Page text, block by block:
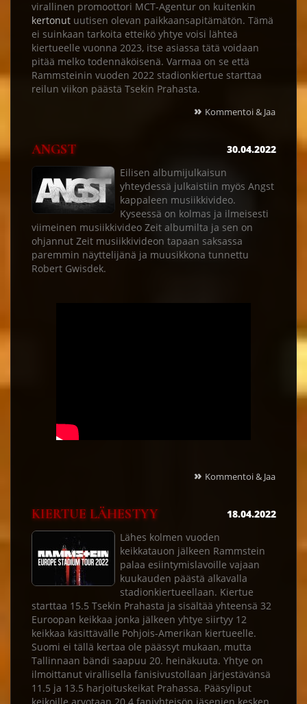
virallinen promoottori MCT-Agentur on kuitenkin
kertonut uutisen olevan paikkaansapitämätön. Tämä
ei suinkaan tarkoita etteikö yhtye voisi lähteä
kiertueelle vuonna 2023, itse asiassa tätä voidaan
pitää melko todennäköisenä. Varmaa on se että
Rammsteinin vuoden 2022 stadionkiertue starttaa
reilun viikon päästä Tsekin Prahasta.
» Kommentoi & Jaa
ANGST
30.04.2022
Eilisen albumijulkaisun
yhteydessä julkaistiin myös Angst
kappaleen musiikkivideo.
Kyseessä on kolmas ja ilmeisesti
viimeinen musiikkivideo Zeit albumilta ja sen on
ohjannut Zeit musiikkivideon tapaan saksassa
paremmin näyttelijänä ja muusikkona tunnettu
Robert Gwisdek.
» Kommentoi & Jaa
KIERTUE LÄHESTYY
18.04.2022
Lähes kolmen vuoden
keikkatauon jälkeen Rammstein
palaa esiintymislavoille vajaan
kuukauden päästä alkavalla
stadionkiertueellaan. Kiertue
starttaa 15.5 Tsekin Prahasta ja sisältää yhteensä 32
Euroopan keikkaa jonka jälkeen yhtye siirtyy 12
keikkaa käsittävälle Pohjois-Amerikan kiertueelle.
Suomi ei tällä kertaa ole päässyt mukaan, mutta
Tallinnaan bändi saapuu 20. heinäkuuta. Yhtye on
ilmoittanut virallisella fanisivustollaan järjestävänsä
11.5 ja 13.5 harjoituskeikat Prahassa. Pääsyliput